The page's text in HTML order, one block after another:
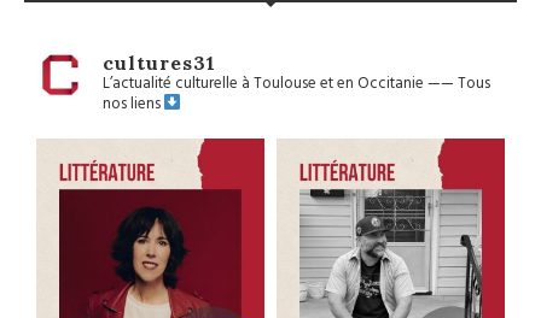
cultures31
L’actualité culturelle à Toulouse et en Occitanie——Tous
nos liens